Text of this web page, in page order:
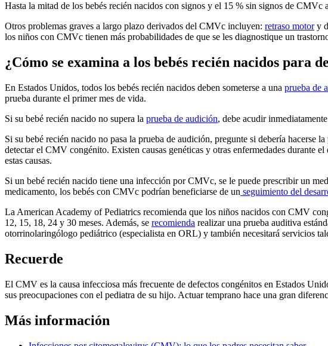
Hasta la mitad de los bebés recién nacidos con signos y el 15 % sin signos de CMVc
Otros problemas graves a largo plazo derivados del CMVc incluyen: retraso motory
los niños con CMVc tienen más probabilidades de que se les diagnostique un
¿Cómo se examina a los bebés recién nacidos para
En Estados Unidos, todos los bebés recién nacidos deben someterse a una prueba de
prueba durante el primer mes de vida.
Si su bebé recién nacido no supera la prueba de audición, debe acudir
Si su bebé recién nacido no pasa la prueba de audición, pregunte si debería hacerse
detectar el CMV congénito. Existen causas genéticas y otras enfermedades durante
estas causas.
Si un bebé recién nacido tiene una infección por CMVc, se le puede prescribir un
medicamento, los bebés con CMVc podrían beneficiarse de un seguimiento del
La American Academy of Pediatrics recomienda que los niños nacidos con CMV
12, 15, 18, 24 y 30 meses. Además, se recomienda realizar una prueba auditiva
otorrinolaringólogo pediátrico (especialista en ORL) y también necesitará servicios
Recuerde
El CMV es la causa infecciosa más frecuente de defectos congénitos en Estados
sus preocupaciones con el pediatra de su hijo. Actuar temprano hace una gran
Más información